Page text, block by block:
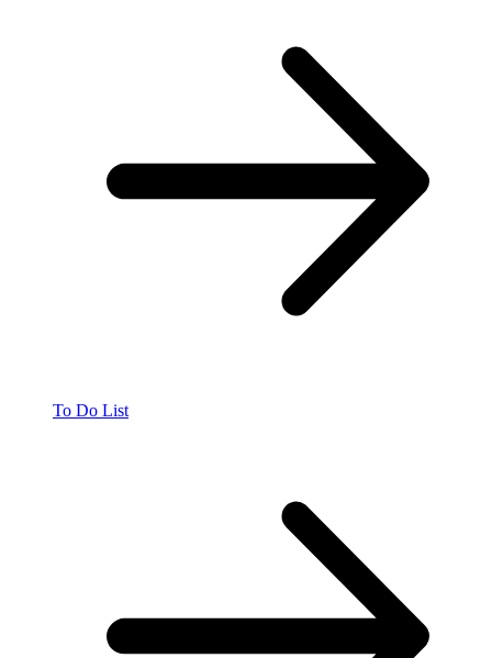
To Do List